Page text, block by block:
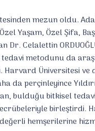
mezun oldu.
Yaşam, Özel Şifa,
Celalettin
tedavi metodunu da
Harvard Üniversitesi ve
perçinleyince
bulduğu bitkisel
birleştirdi.
değerli hemşerilerine